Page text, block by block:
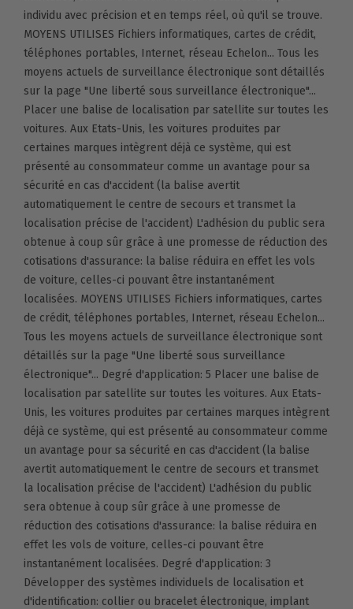
individu avec précision et en temps réel, où qu'il se trouve.
MOYENS UTILISES Fichiers informatiques, cartes de crédit,
téléphones portables, Internet, réseau Echelon... Tous les
moyens actuels de surveillance électronique sont détaillés
sur la page "Une liberté sous surveillance électronique"...
Placer une balise de localisation par satellite sur toutes les
voitures. Aux Etats-Unis, les voitures produites par
certaines marques intègrent déjà ce système, qui est
présenté au consommateur comme un avantage pour sa
sécurité en cas d'accident (la balise avertit
automatiquement le centre de secours et transmet la
localisation précise de l'accident) L'adhésion du public sera
obtenue à coup sûr grâce à une promesse de réduction des
cotisations d'assurance: la balise réduira en effet les vols
de voiture, celles-ci pouvant être instantanément
localisées. MOYENS UTILISES Fichiers informatiques, cartes
de crédit, téléphones portables, Internet, réseau Echelon...
Tous les moyens actuels de surveillance électronique sont
détaillés sur la page "Une liberté sous surveillance
électronique"... Degré d'application: 5 Placer une balise de
localisation par satellite sur toutes les voitures. Aux Etats-
Unis, les voitures produites par certaines marques intègrent
déjà ce système, qui est présenté au consommateur comme
un avantage pour sa sécurité en cas d'accident (la balise
avertit automatiquement le centre de secours et transmet
la localisation précise de l'accident) L'adhésion du public
sera obtenue à coup sûr grâce à une promesse de
réduction des cotisations d'assurance: la balise réduira en
effet les vols de voiture, celles-ci pouvant être
instantanément localisées. Degré d'application: 3
Développer des systèmes individuels de localisation et
d'identification: collier ou bracelet électronique, implant